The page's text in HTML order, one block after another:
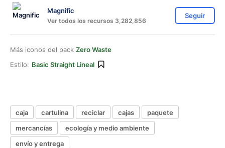
Magnific
Ver todos los recursos 3,282,856
Seguir
Más iconos del pack Zero Waste
Estilo: Basic Straight Lineal
caja cartulina reciclar cajas
paquete
mercancías
ecología y medio ambiente
envío y entrega